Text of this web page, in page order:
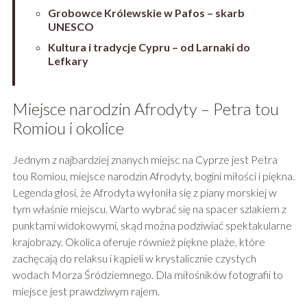
Grobowce Królewskie w Pafos – skarb
UNESCO
Kultura i tradycje Cypru – od Larnaki do
Lefkary
Miejsce narodzin Afrodyty – Petra tou
Romiou i okolice
Jednym z najbardziej znanych miejsc na Cyprze jest Petra
tou Romiou, miejsce narodzin Afrodyty, bogini miłości i piękna.
Legenda głosi, że Afrodyta wyłoniła się z piany morskiej w
tym właśnie miejscu. Warto wybrać się na spacer szlakiem z
punktami widokowymi, skąd można podziwiać spektakularne
krajobrazy. Okolica oferuje również piękne plaże, które
zachęcają do relaksu i kąpieli w krystalicznie czystych
wodach Morza Śródziemnego. Dla miłośników fotografii to
miejsce jest prawdziwym rajem.